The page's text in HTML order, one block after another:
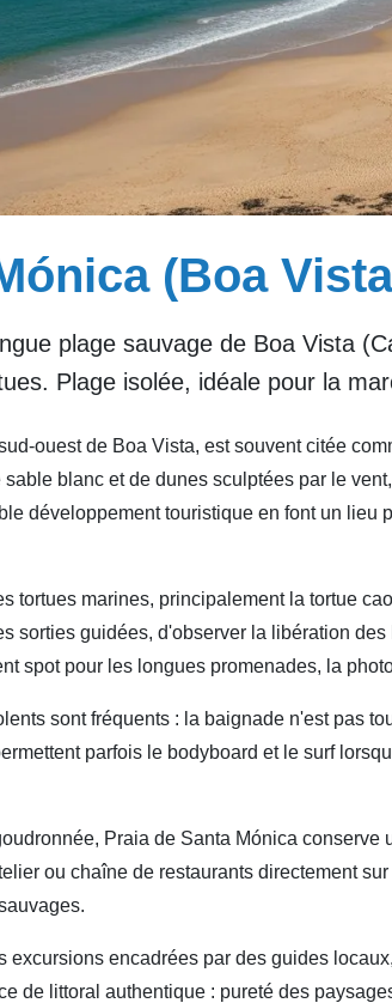
(Boa
plage sauvage de Boa Vista
Plage isolée, idéale pour la
ouest de Boa Vista, est souvent citée
blanc et de dunes sculptées par le
développement touristique en font un
tortues marines, principalement la tortue
sorties guidées, d'observer la libération
spot pour les longues promenades, la
sont fréquents : la baignade n'est pas
parfois le bodyboard et le surf
Praia de Santa Mónica
ou chaîne de restaurants directement
excursions encadrées par des guides
de littoral authentique : pureté des